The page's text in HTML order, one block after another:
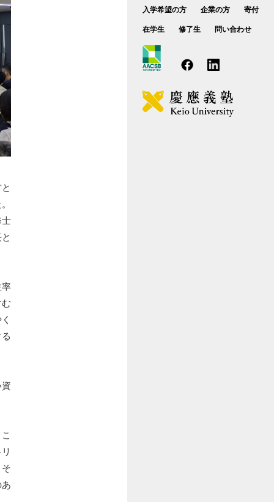
士
入試概要
学費・学生向け支援
入学希望の方 企業の方 寄付
在学生 修了生 問い合わせ